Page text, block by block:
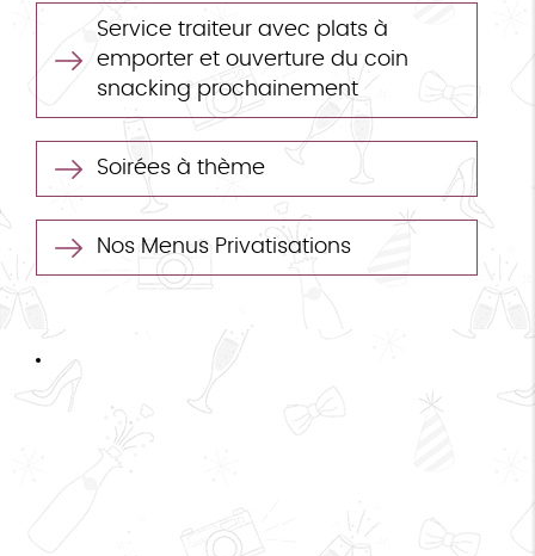
Service traiteur avec plats à
emporter et ouverture du coin
snacking prochainement
Soirées à thème
Nos Menus Privatisations